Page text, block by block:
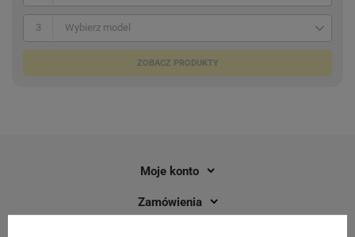
3 Wybierz model
ZOBACZ PRODUKTY
Moje konto
Zamówienia